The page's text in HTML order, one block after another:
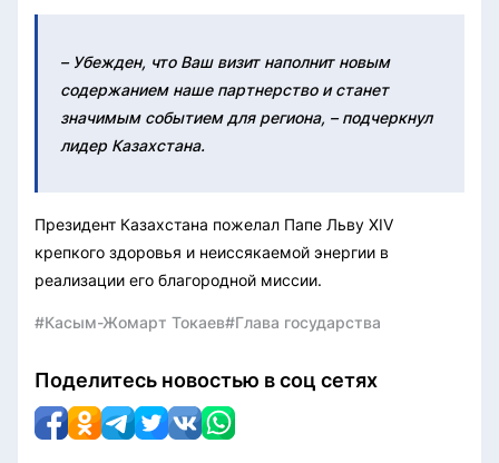
– Убежден, что Ваш визит наполнит новым
содержанием наше партнерство и станет
значимым событием для региона, – подчеркнул
лидер Казахстана.
Президент Казахстана пожелал Папе Льву XIV
крепкого здоровья и неиссякаемой энергии в
реализации его благородной миссии.
#Касым-Жомарт Токаев#Глава государства
Поделитесь новостью в соц сетях